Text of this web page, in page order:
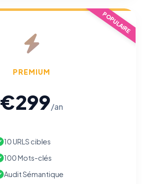
POPULAIRE
PREMIUM
€299/an
10 URLS cibles
100 Mots-clés
Audit Sémantique